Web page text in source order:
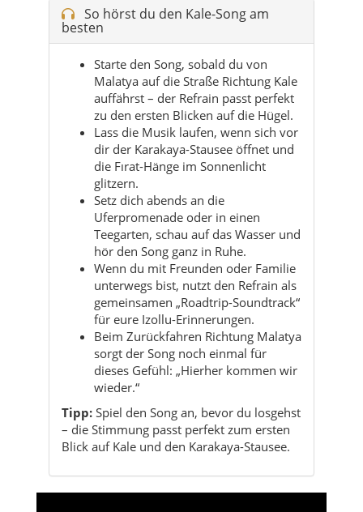
So hörst du den Kale-Song am
besten
Starte den Song, sobald du von
Malatya auf die Straße Richtung Kale
auffährst – der Refrain passt perfekt
zu den ersten Blicken auf die Hügel.
Lass die Musik laufen, wenn sich vor
dir der Karakaya-Stausee öffnet und
die Fırat-Hänge im Sonnenlicht
glitzern.
Setz dich abends an die
Uferpromenade oder in einen
Teegarten, schau auf das Wasser und
hör den Song ganz in Ruhe.
Wenn du mit Freunden oder Familie
unterwegs bist, nutzt den Refrain als
gemeinsamen „Roadtrip-Soundtrack“
für eure Izollu-Erinnerungen.
Beim Zurückfahren Richtung Malatya
sorgt der Song noch einmal für
dieses Gefühl: „Hierher kommen wir
wieder.“
Tipp: Spiel den Song an, bevor du losgehst
– die Stimmung passt perfekt zum ersten
Blick auf Kale und den Karakaya-Stausee.